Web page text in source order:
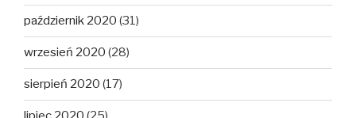
październik 2020 (31)
wrzesień 2020 (28)
sierpień 2020 (17)